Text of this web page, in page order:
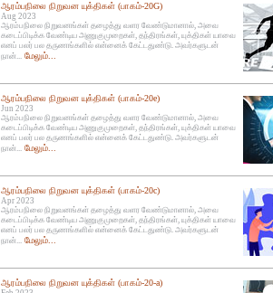
ஆரம்பநிலை நிறுவன யுக்திகள் (பாகம்-20G)
Aug 2023
ஆரம்பநிலை நிறுவனங்கள் தழைத்து வளர வேண்டுமானால், அவை
கடைப்பிடிக்க வேண்டிய அணுகுமுறைகள், தந்திரங்கள், யுக்திகள் யாவை
எனப் பலர் பல தருணங்களில் என்னைக் கேட்டதுண்டு. அவர்களுடன்
நான்... மேலும்...
ஆரம்பநிலை நிறுவன யுக்திகள் (பாகம்-20e)
Jun 2023
ஆரம்பநிலை நிறுவனங்கள் தழைத்து வளர வேண்டுமானால், அவை
கடைப்பிடிக்க வேண்டிய அணுகுமுறைகள், தந்திரங்கள், யுக்திகள் யாவை
எனப் பலர் பல தருணங்களில் என்னைக் கேட்டதுண்டு. அவர்களுடன்
நான்... மேலும்...
ஆரம்பநிலை நிறுவன யுக்திகள் (பாகம்-20c)
Apr 2023
ஆரம்பநிலை நிறுவனங்கள் தழைத்து வளர வேண்டுமானால், அவை
கடைப்பிடிக்க வேண்டிய அணுகுமுறைகள், தந்திரங்கள், யுக்திகள் யாவை
எனப் பலர் பல தருணங்களில் என்னைக் கேட்டதுண்டு. அவர்களுடன்
நான்... மேலும்...
ஆரம்பநிலை நிறுவன யுக்திகள் (பாகம்-20-a)